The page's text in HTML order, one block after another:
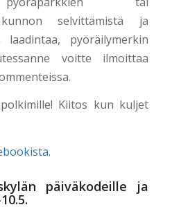
selvittämistä ja
laadintaa, pyöräilymerkin
voitte ilmoittaa
Kiitos kun kuljet
.
päiväkodeille ja